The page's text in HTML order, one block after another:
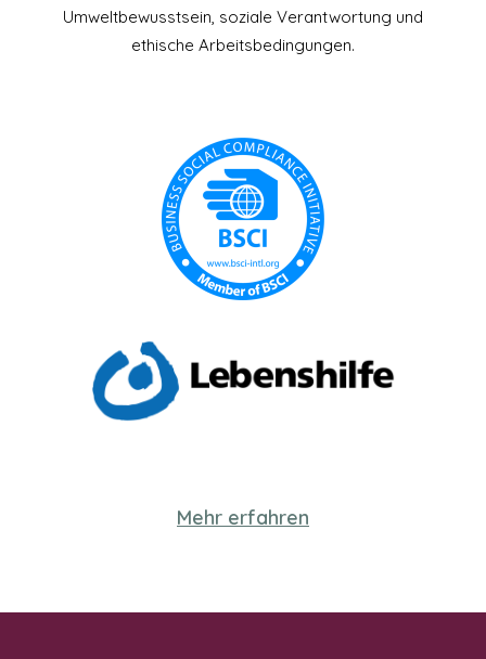
Umweltbewusstsein, soziale Verantwortung und
ethische Arbeitsbedingungen.
Mehr erfahren